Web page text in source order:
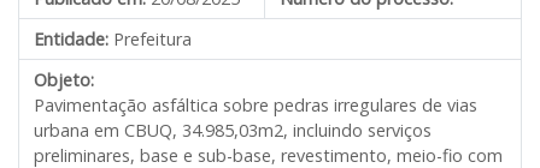
Entidade: Prefeitura
Objeto:
Pavimentação asfáltica sobre pedras irregulares de vias
urbana em CBUQ, 34.985,03m2, incluindo serviços
preliminares, base e sub-base, revestimento, meio-fio com